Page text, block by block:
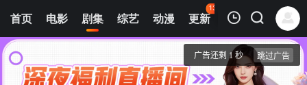
首页 电影 剧集 综艺 动漫 更新
132
热榜 APP
第1集
沐羽录